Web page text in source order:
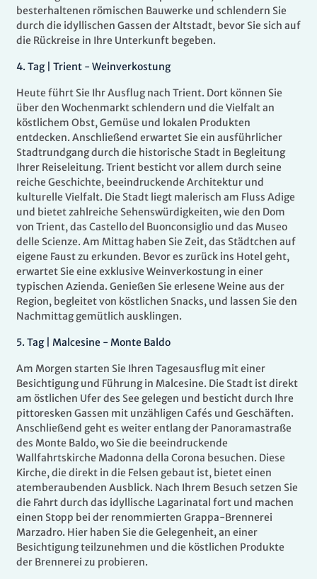
besterhaltenen römischen Bauwerke und schlendern Sie
durch die idyllischen Gassen der Altstadt, bevor Sie sich auf
die Rückreise in Ihre Unterkunft begeben.
4. Tag | Trient - Weinverkostung
Heute führt Sie Ihr Ausflug nach Trient. Dort können Sie
über den Wochenmarkt schlendern und die Vielfalt an
köstlichem Obst, Gemüse und lokalen Produkten
entdecken. Anschließend erwartet Sie ein ausführlicher
Stadtrundgang durch die historische Stadt in Begleitung
Ihrer Reiseleitung. Trient besticht vor allem durch seine
reiche Geschichte, beeindruckende Architektur und
kulturelle Vielfalt. Die Stadt liegt malerisch am Fluss Adige
und bietet zahlreiche Sehenswürdigkeiten, wie den Dom
von Trient, das Castello del Buonconsiglio und das Museo
delle Scienze. Am Mittag haben Sie Zeit, das Städtchen auf
eigene Faust zu erkunden. Bevor es zurück ins Hotel geht,
erwartet Sie eine exklusive Weinverkostung in einer
typischen Azienda. Genießen Sie erlesene Weine aus der
Region, begleitet von köstlichen Snacks, und lassen Sie den
Nachmittag gemütlich ausklingen.
5. Tag | Malcesine - Monte Baldo
Am Morgen starten Sie Ihren Tagesausflug mit einer
Besichtigung und Führung in Malcesine. Die Stadt ist direkt
am östlichen Ufer des See gelegen und besticht durch Ihre
pittoresken Gassen mit unzähligen Cafés und Geschäften.
Anschließend geht es weiter entlang der Panoramastraße
des Monte Baldo, wo Sie die beeindruckende
Wallfahrtskirche Madonna della Corona besuchen. Diese
Kirche, die direkt in die Felsen gebaut ist, bietet einen
atemberaubenden Ausblick. Nach Ihrem Besuch setzen Sie
die Fahrt durch das idyllische Lagarinatal fort und machen
einen Stopp bei der renommierten Grappa-Brennerei
Marzadro. Hier haben Sie die Gelegenheit, an einer
Besichtigung teilzunehmen und die köstlichen Produkte
der Brennerei zu probieren.